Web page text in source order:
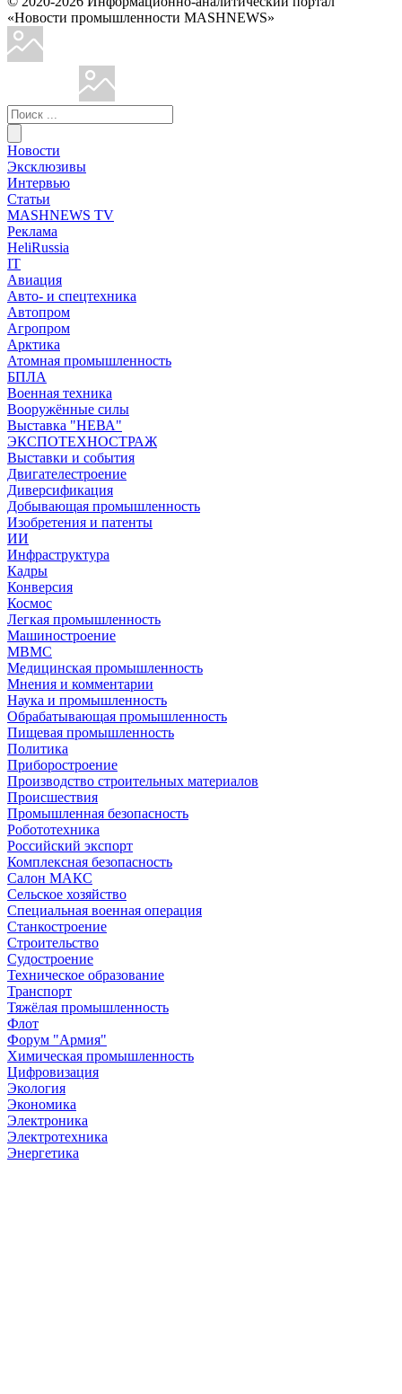
«Новости промышленности MASHNEWS»
Новости
Эксклюзивы
Интервью
Статьи
MASHNEWS TV
Реклама
HeliRussia
IT
Авиация
Авто- и спецтехника
Автопром
Агропром
Арктика
Атомная промышленность
БПЛА
Военная техника
Вооружённые силы
Выставка "НЕВА"
ЭКСПОТЕХНОСТРАЖ
Выставки и события
Двигателестроение
Диверсификация
Добывающая промышленность
Изобретения и патенты
ИИ
Инфраструктура
Кадры
Конверсия
Космос
Легкая промышленность
Машиностроение
МВМС
Медицинская промышленность
Мнения и комментарии
Наука и промышленность
Обрабатывающая промышленность
Пищевая промышленность
Политика
Приборостроение
Производство строительных материалов
Происшествия
Промышленная безопасность
Робототехника
Российский экспорт
Комплексная безопасность
Салон МАКС
Сельское хозяйство
Специальная военная операция
Станкостроение
Строительство
Судостроение
Техническое образование
Транспорт
Тяжёлая промышленность
Флот
Форум "Армия"
Химическая промышленность
Цифровизация
Экология
Экономика
Электроника
Электротехника
Энергетика